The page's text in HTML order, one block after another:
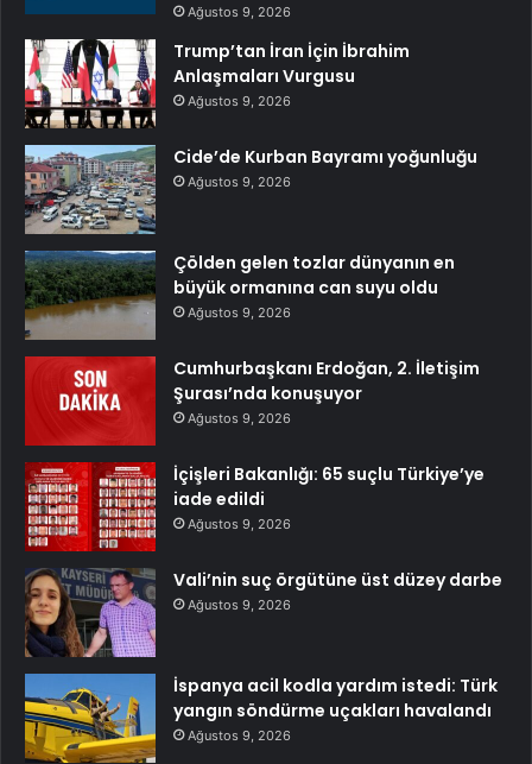
Ağustos 9, 2026
Trump’tan İran İçin İbrahim
Anlaşmaları Vurgusu
Ağustos 9, 2026
Cide’de Kurban Bayramı yoğunluğu
Ağustos 9, 2026
Çölden gelen tozlar dünyanın en
büyük ormanına can suyu oldu
Ağustos 9, 2026
Cumhurbaşkanı Erdoğan, 2. İletişim
Şurası’nda konuşuyor
Ağustos 9, 2026
İçişleri Bakanlığı: 65 suçlu Türkiye’ye
iade edildi
Ağustos 9, 2026
Vali’nin suç örgütüne üst düzey darbe
Ağustos 9, 2026
İspanya acil kodla yardım istedi: Türk
yangın söndürme uçakları havalandı
Ağustos 9, 2026